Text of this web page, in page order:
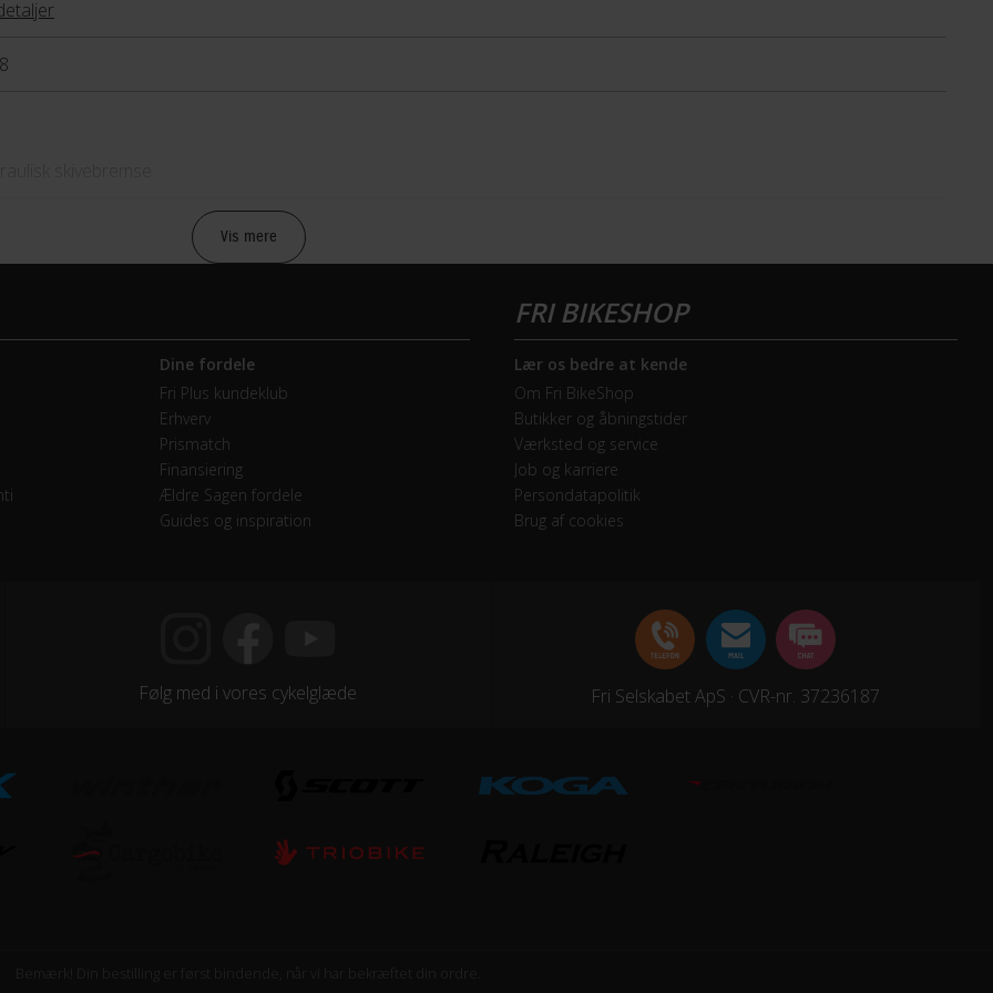
Vis mere
Dine fordele
Fri Plus kundeklub
Erhverv
Prismatch
Finansiering
Ældre Sagen fordele
Guides og inspiration
Lær os bedre at kende
Om Fri BikeShop
Butikker og åbningstider
Værksted og service
Job og karriere
Persondatapolitik
Brug af cookies
Følg med i vores cykelglæde Fri Selskabet ApS · CVR-nr. 37236187